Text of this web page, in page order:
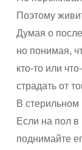
Поэтому
Думая о
но понимая,
кто-то или
страдать от
В стерильном
Если на пол в
поднимайте